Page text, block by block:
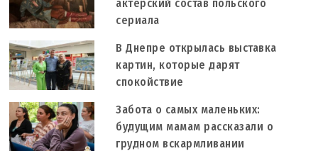
актерский состав польского
сериала
В Днепре открылась выставка
картин, которые дарят
спокойствие
Забота о самых маленьких:
будущим мамам рассказали о
грудном вскармливании